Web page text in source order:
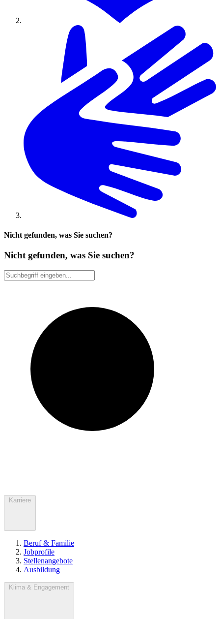
Nicht gefunden, was Sie suchen?
Nicht gefunden, was Sie suchen?
Karriere
Beruf & Familie
Jobprofile
Stellenangebote
Ausbildung
Klima & Engagement